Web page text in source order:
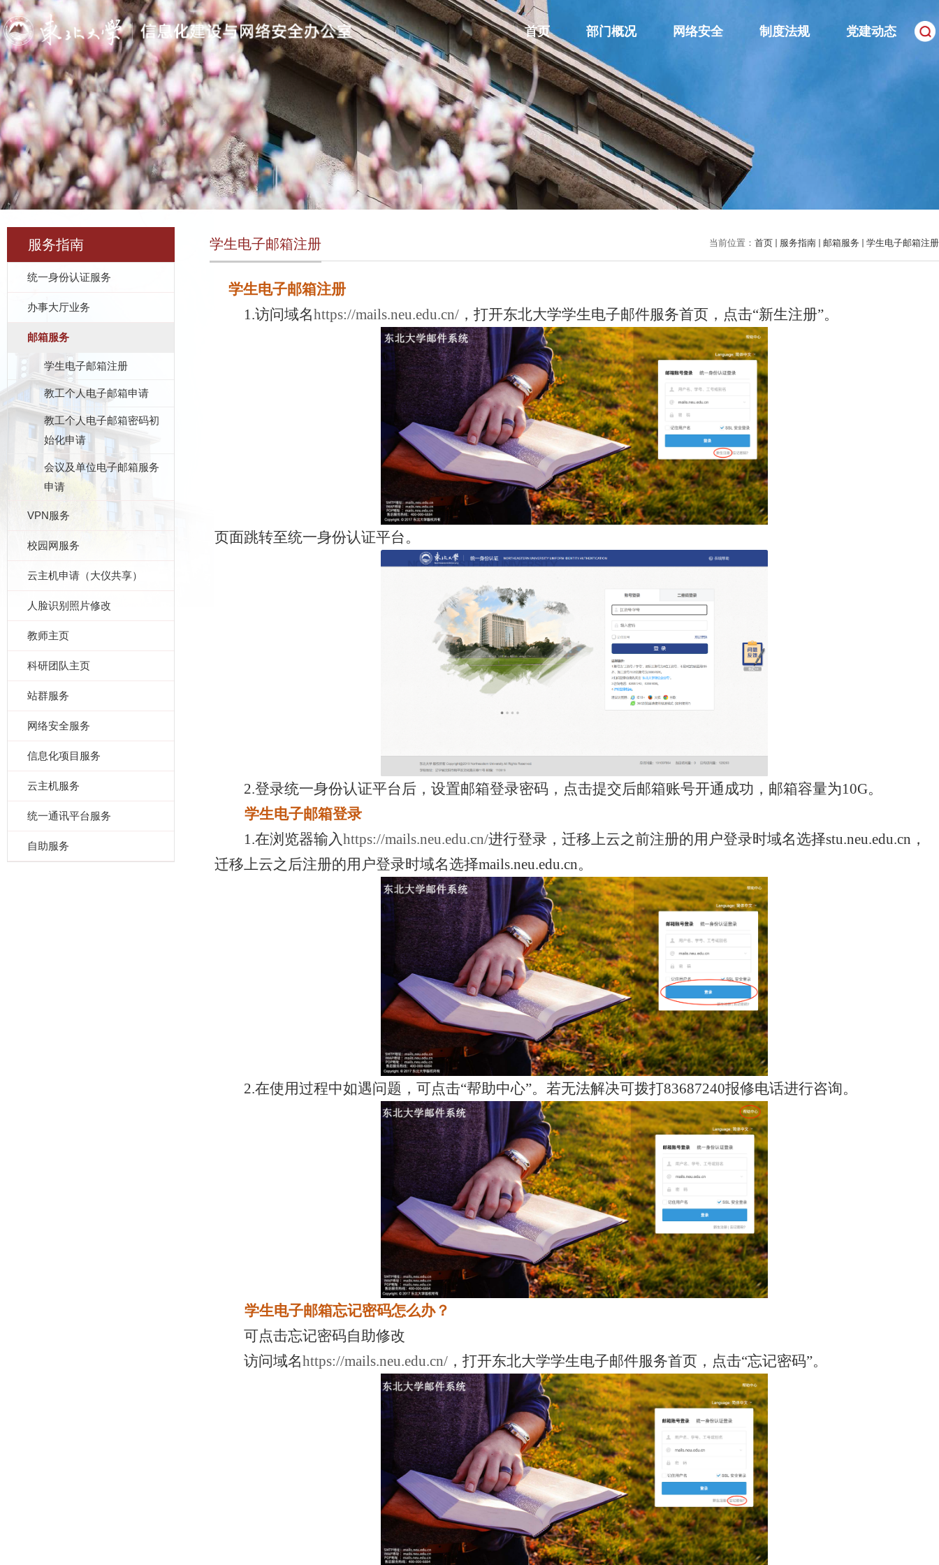
首页 部门概况 网络安全 制度法规 党建动态
服务指南
统一身份认证服务
办事大厅业务
邮箱服务
学生电子邮箱注册
教工个人电子邮箱申请
教工个人电子邮箱密码初
始化申请
会议及单位电子邮箱服务
申请
VPN服务
校园网服务
云主机申请（大仪共享）
人脸识别照片修改
教师主页
科研团队主页
站群服务
网络安全服务
信息化项目服务
云主机服务
统一通讯平台服务
自助服务
当前位置： 首页 服务指南 邮箱服务 学生电子邮箱注册
学生电子邮箱注册
学生电子邮箱注册
1.访问域名https://mails.neu.edu.cn/ ，打开东北大学学生电子邮件服务首页，点击“新生注册”。
页面跳转至统一身份认证平台。
2.登录统一身份认证平台后，设置邮箱登录密码，点击提交后邮箱账号开通成功，邮箱容量为10G。
学生电子邮箱登录
1.在浏览器输入https://mails.neu.edu.cn/进行登录，迁移上云之前注册的用户登录时域名选择stu.neu.edu.cn ，
迁移上云之后注册的用户登录时域名选择mails.neu.edu.cn。
2.在使用过程中如遇问题，可点击“帮助中心”。若无法解决可拨打83687240报修电话进行咨询。
学生电子邮箱忘记密码怎么办？
可点击忘记密码自助修改
访问域名https://mails.neu.edu.cn/ ，打开东北大学学生电子邮件服务首页，点击“忘记密码”。